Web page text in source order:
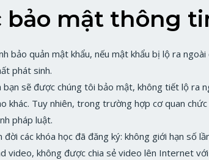
bảo mật thông
bảo quản mật khẩu, nếu mật khẩu bị lộ ra
phát sinh.
bạn sẽ được chúng tôi bảo mật, không tiết lộ ra
khác. Tuy nhiên, trong trường hợp cơ quan
pháp luật.
các khóa học đã đăng ký: không giới hạn số
video, không được chia sẻ video lên Internet